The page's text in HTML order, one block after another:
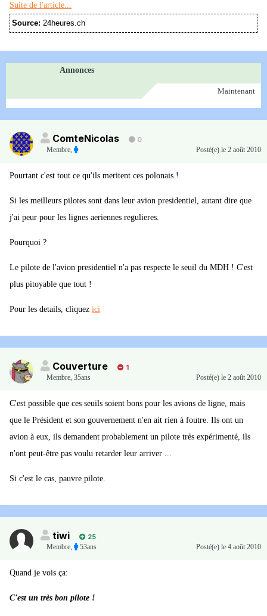
Suite de l'article...
Source: 24heures.ch
Annonces
Maintenant
ComteNicolas
0
Membre, Posté(e) le 2 août 2010
Pourtant c'est tout ce qu'ils meritent ces polonais !
Si les meilleurs pilotes sont dans leur avion presidentiel, autant dire que
j'ai peur pour les lignes aeriennes regulieres.
Pourquoi ?
Le pilote de l'avion presidentiel n'a pas respecte le seuil du MDH ! C'est
plus pitoyable que tout !
Pour les details, cliquez ici
Couverture
1
Membre, 35ans Posté(e) le 2 août 2010
C'est possible que ces seuils soient bons pour les avions de ligne, mais
que le Président et son gouvernement n'en ait rien à foutre. Ils ont un
avion à eux, ils demandent probablement un pilote très expérimenté, ils
n'ont peut-être pas voulu retarder leur arriver ...
Si c'est le cas, pauvre pilote.
tiwi
25
Membre, 53ans Posté(e) le 4 août 2010
Quand je vois ça:
C'est un très bon pilote !